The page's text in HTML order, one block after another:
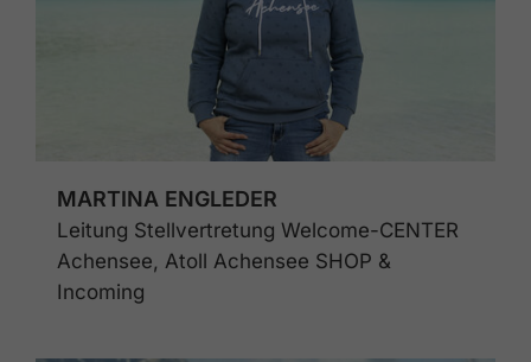
MARTINA ENGLEDER
Leitung Stellvertretung Welcome-CENTER
Achensee, Atoll Achensee SHOP &
Incoming